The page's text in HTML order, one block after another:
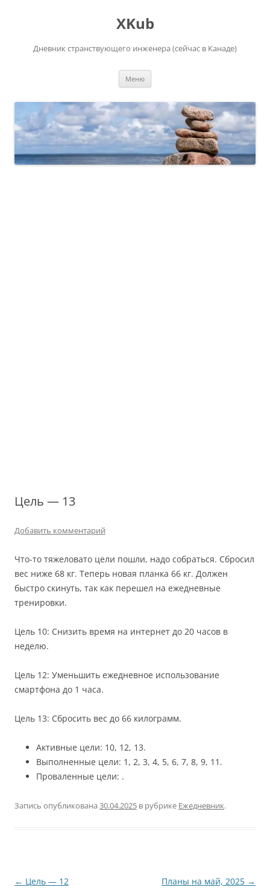
XKub
Дневник странствующего инженера (сейчас в Канаде)
Меню
Цель — 13
Добавить комментарий
Что-то тяжеловато цели пошли, надо собраться. Сбросил
вес ниже 68 кг. Теперь новая планка 66 кг. Должен
быстро скинуть, так как перешел на ежедневные
тренировки.
Цель 10: Снизить время на интернет до 20 часов в
неделю.
Цель 12: Уменьшить ежедневное использование
смартфона до 1 часа.
Цель 13: Сбросить вес до 66 килограмм.
Активные цели: 10, 12, 13.
Выполненные цели: 1, 2, 3, 4, 5, 6, 7, 8, 9, 11.
Проваленные цели: .
Запись опубликована 30.04.2025 в рубрике Ежедневник.
Навигация
← Цель — 12 Планы на май, 2025 →